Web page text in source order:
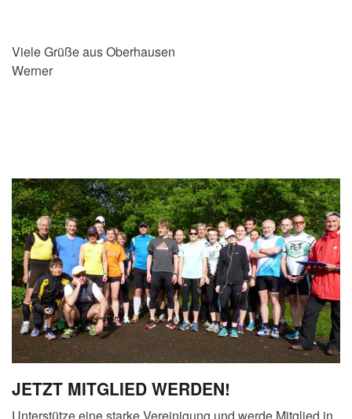
Viele Grüße aus Oberhausen
Werner
JETZT MITGLIED WERDEN!
Unterstütze eine starke Vereinigung und werde Mitglied in